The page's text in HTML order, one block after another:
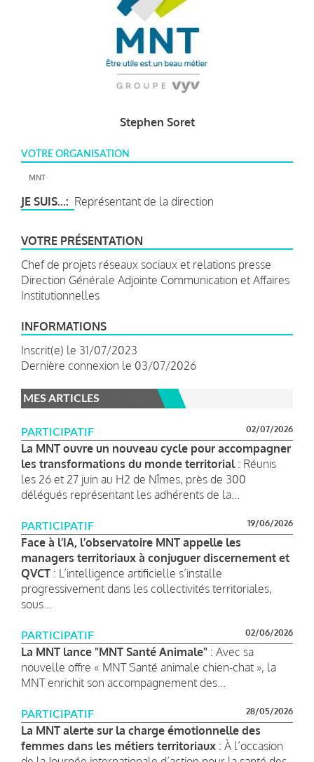
Stephen Soret
VOTRE ORGANISATION
MNT
JE SUIS... Représentant de la direction
VOTRE PRÉSENTATION
Chef de projets réseaux sociaux et relations presse
Direction Générale Adjointe Communication et Affaires
Institutionnelles
INFORMATIONS
Inscrit(e) le 31/07/2023
Dernière connexion le 03/07/2026
MES ARTICLES
PARTICIPATIF 02/07/2026
La MNT ouvre un nouveau cycle pour accompagner
les transformations du monde territorial: Réunis
les 26 et 27 juin au H2 de Nîmes, près de 300
délégués représentant les adhérents de la...
PARTICIPATIF 19/06/2026
Face à l’IA, l’observatoire MNT appelle les
managers territoriaux à conjuguer discernement et
QVCT : L’intelligence artificielle s’installe
progressivement dans les collectivités territoriales,
sous...
PARTICIPATIF 02/06/2026
La MNT lance "MNT Santé Animale" : Avec sa
nouvelle offre « MNT Santé animale chien-chat », la
MNT enrichit son accompagnement des...
PARTICIPATIF 28/05/2026
La MNT alerte sur la charge émotionnelle des
femmes dans les métiers territoriaux : À l’occasion